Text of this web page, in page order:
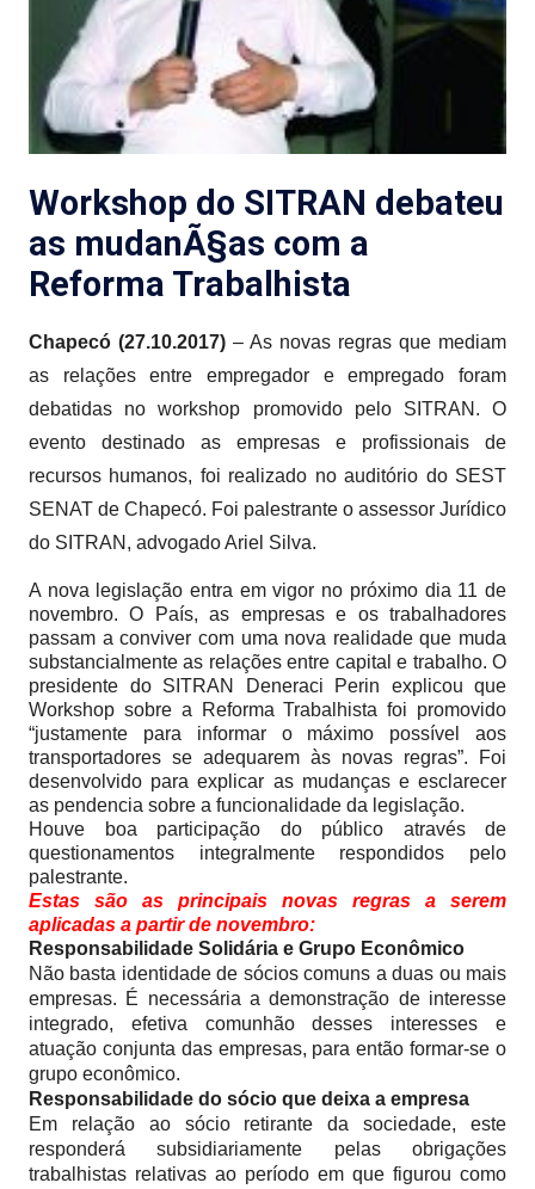
Workshop do SITRAN debateu
as mudanÃ§as com a
Reforma Trabalhista
Chapecó (27.10.2017) – As novas regras que mediam
as relações entre empregador e empregado foram
debatidas no workshop promovido pelo SITRAN. O
evento destinado as empresas e profissionais de
recursos humanos, foi realizado no auditório do SEST
SENAT de Chapecó. Foi palestrante o assessor Jurídico
do SITRAN, advogado Ariel Silva.
A nova legislação entra em vigor no próximo dia 11 de
novembro. O País, as empresas e os trabalhadores
passam a conviver com uma nova realidade que muda
substancialmente as relações entre capital e trabalho. O
presidente do SITRAN Deneraci Perin explicou que
Workshop sobre a Reforma Trabalhista foi promovido
“justamente para informar o máximo possível aos
transportadores se adequarem às novas regras”. Foi
desenvolvido para explicar as mudanças e esclarecer
as pendencia sobre a funcionalidade da legislação.
Houve boa participação do público através de
questionamentos integralmente respondidos pelo
palestrante.
Estas são as principais novas regras a serem
aplicadas a partir de novembro:
Responsabilidade Solidária e Grupo Econômico
Não basta identidade de sócios comuns a duas ou mais
empresas. É necessária a demonstração de interesse
integrado, efetiva comunhão desses interesses e
atuação conjunta das empresas, para então formar-se o
grupo econômico.
Responsabilidade do sócio que deixa a empresa
Em relação ao sócio retirante da sociedade, este
responderá subsidiariamente pelas obrigações
trabalhistas relativas ao período em que figurou como